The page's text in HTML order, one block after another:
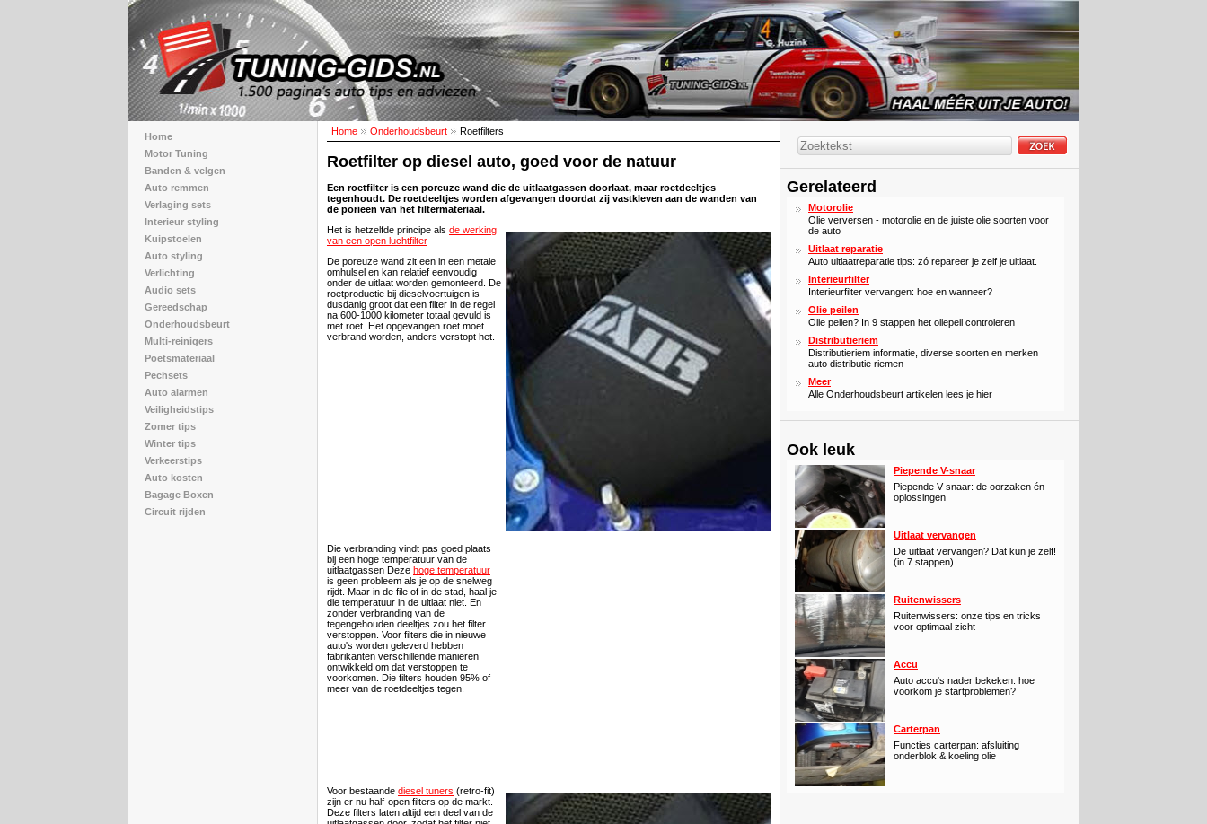
Home Onderhoudsbeurt Roetfilters
Roetfilter op diesel auto, goed voor de natuur
Een roetfilter is een poreuze wand die de uitlaatgassen doorlaat, maar roetdeeltjes
tegenhoudt. De roetdeeltjes worden afgevangen doordat zij vastkleven aan de wanden van
de porieën van het filtermateriaal.
Het is hetzelfde principe als de werking
van een open luchtfilter
De poreuze wand zit een in een metale
omhulsel en kan relatief eenvoudig
onder de uitlaat worden gemonteerd. De
roetproductie bij dieselvoertuigen is
dusdanig groot dat een filter in de regel
na 600-1000 kilometer totaal gevuld is
met roet. Het opgevangen roet moet
verbrand worden, anders verstopt het.
Die verbranding vindt pas goed plaats
bij een hoge temperatuur van de
uitlaatgassen Deze hoge temperatuur
is geen probleem als je op de snelweg
rijdt. Maar in de file of in de stad, haal je
die temperatuur in de uitlaat niet. En
zonder verbranding van de
tegengehouden deeltjes zou het filter
verstoppen. Voor filters die in nieuwe
auto's worden geleverd hebben
fabrikanten verschillende manieren
ontwikkeld om dat verstoppen te
voorkomen. Die filters houden 95% of
meer van de roetdeeltjes tegen.
Voor bestaande diesel tuners (retro-fit)
zijn er nu half-open filters op de markt.
Deze filters laten altijd een deel van de
Home
Motor Tuning
Banden & velgen
Auto remmen
Verlaging sets
Interieur styling
Kuipstoelen
Auto styling
Verlichting
Audio sets
Gereedschap
Onderhoudsbeurt
Multi-reinigers
Poetsmateriaal
Pechsets
Auto alarmen
Veiligheidstips
Zomer tips
Winter tips
Verkeerstips
Auto kosten
Bagage Boxen
Circuit rijden
Gerelateerd
Motorolie
Olie verversen - motorolie en de juiste olie soorten voor
de auto
Uitlaat reparatie
Auto uitlaatreparatie tips: zó repareer je zelf je uitlaat.
Interieurfilter
Interieurfilter vervangen: hoe en wanneer?
Olie peilen
Olie peilen? In 9 stappen het oliepeil controleren
Distributieriem
Distributieriem informatie, diverse soorten en merken
auto distributie riemen
Meer
Alle Onderhoudsbeurt artikelen lees je hier
Ook leuk
Piepende V-snaar
Piepende V-snaar: de oorzaken én
oplossingen
Uitlaat vervangen
De uitlaat vervangen? Dat kun je zelf!
(in 7 stappen)
Ruitenwissers
Ruitenwissers: onze tips en tricks
voor optimaal zicht
Accu
Auto accu's nader bekeken: hoe
voorkom je startproblemen?
Carterpan
Functies carterpan: afsluiting
onderblok & koeling olie